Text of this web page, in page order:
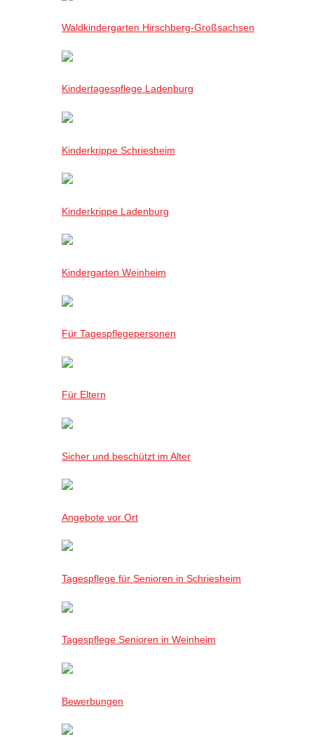
Waldkindergarten Hirschberg-Großsachsen
Kindertagespflege Ladenburg
Kinderkrippe Schriesheim
Kinderkrippe Ladenburg
Kindergarten Weinheim
Für Tagespflegepersonen
Für Eltern
Sicher und beschützt im Alter
Angebote vor Ort
Tagespflege für Senioren in Schriesheim
Tagespflege Senioren in Weinheim
Bewerbungen